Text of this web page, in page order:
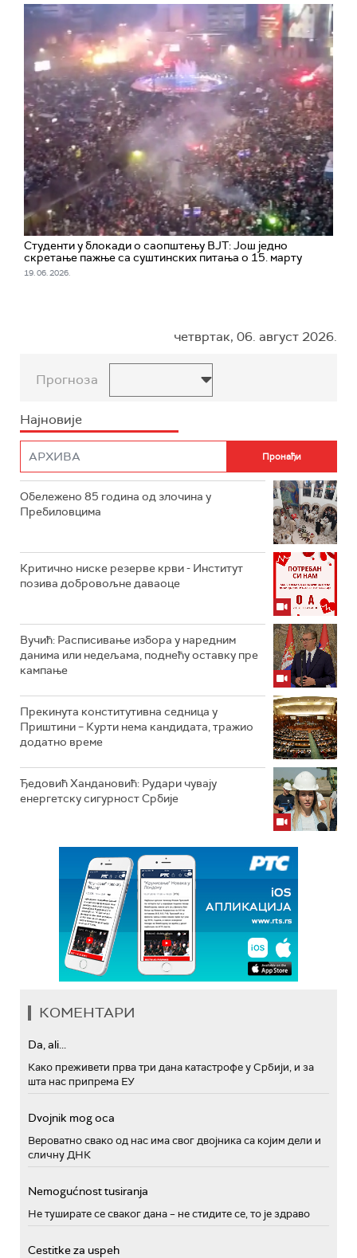
Студенти у блокади о саопштењу ВЈТ: Још једно
скретање пажње са суштинских питања о 15. марту
19. 06. 2026.
четвртак, 06. август 2026.
Прогноза
Најновије
Обележено 85 година од злочина у
Пребиловцима
Критично ниске резерве крви - Институт
позива добровољне даваоце
Вучић: Расписивање избора у наредним
данима или недељама, поднећу оставку пре
кампање
Прекинута конститутивна седница у
Приштини – Курти нема кандидата, тражио
додатно време
Ђедовић Хандановић: Рудари чувају
енергетску сигурност Србије
КОМЕНТАРИ
Da, ali...
Како преживети прва три дана катастрофе у Србији, и за
шта нас припрема ЕУ
Dvojnik mog oca
Вероватно свако од нас има свог двојника са којим дели и
сличну ДНК
Nemogućnost tusiranja
Не туширате се сваког дана – не стидите се, то је здраво
Cestitke za uspeh